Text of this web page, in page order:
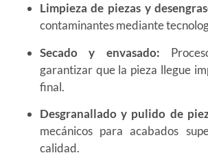
Limpieza de piezas y
contaminantes mediante
Secado y envasado:
garantizar que la pieza llegue
final.
Desgranallado y pulido de
mecánicos para acabados
calidad.